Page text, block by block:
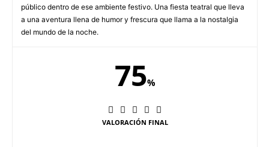
público dentro de ese ambiente festivo. Una fiesta teatral que lleva
a una aventura llena de humor y frescura que llama a la nostalgia
del mundo de la noche.
75%
VALORACIÓN FINAL